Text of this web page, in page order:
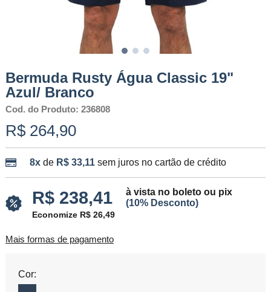
Bermuda Rusty Água Classic 19"
Azul/ Branco
Cod. do Produto: 236808
R$ 264,90
8xde R$ 33,11 sem juros no cartão de crédito
R$ 238,41
à vista no boleto ou pix
(10% Desconto)
Economize R$ 26,49
Mais formas de pagamento
Cor: